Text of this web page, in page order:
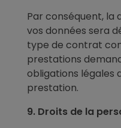
Par conséquent, la
vos données sera
type de contrat
prestations
obligations légales
prestation.
9. Droits de la